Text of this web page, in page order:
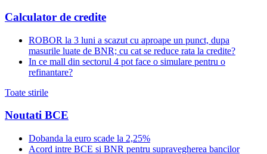
Calculator de credite
ROBOR la 3 luni a scazut cu aproape un punct, dupa
masurile luate de BNR; cu cat se reduce rata la credite?
In ce mall din sectorul 4 pot face o simulare pentru o
refinantare?
Toate stirile
Noutati BCE
Dobanda la euro scade la 2,25%
Acord intre BCE si BNR pentru supravegherea bancilor